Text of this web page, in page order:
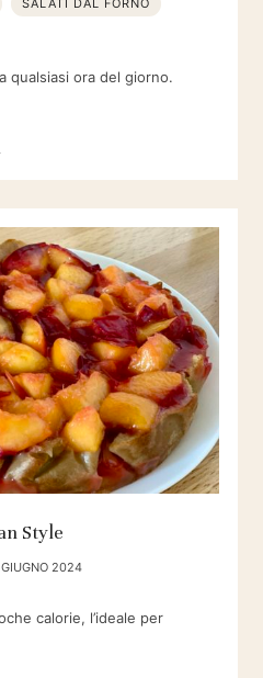
qualsiasi ora del giorno.
Style
2024
calorie, l’ideale per